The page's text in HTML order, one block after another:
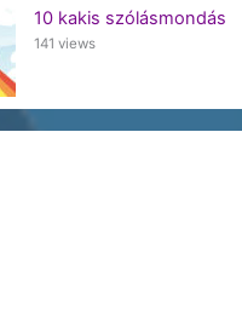
10 kakis szólásmondás
141 views